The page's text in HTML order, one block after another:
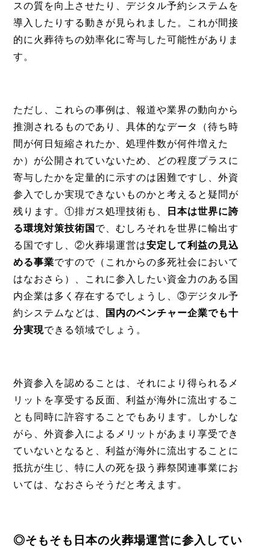
スの質を向上させたり、デジタル予約システムを
導入したりする動きが見られました。これが間接
的に火葬待ちの効率化に寄与した可能性がありま
す。
ただし、これらの事例は、報道や業界の動向から
推測されるものであり、具体的なデータ（待ち時
間が何日短縮されたか、処理件数が何件増えた
か）が公開されていないため、どの程度プラスに
寄与したかを定量的に示すのは困難ですし、外資
参入でしか実現できないものかと考えると疑問が
残ります。①排ガス処理技術も、
日本は世界に誇
る環境対策技術国 で、むしろそれを世界に輸出す
る国ですし、②火葬場運営は安定して利益の見込
める事業ですので（これからの多死社会において
はなおさら）、これに参入したい資金力のある国
内企業は多く存在するでしょうし、③デジタル予
約システムなどは、
国内のベンチャー企業でも十
分実現できる領域でしょう。
外資参入を認めることは、それにより得られるメ
リットを享受する反面、利益が海外に流出するこ
とも同時に許容することでもあります。しかしな
がら、外資参入によるメリットがあまり享受でき
ていないとなると、利益が海外に流出することに
抵抗が生じ、特に人の死を扱う葬祭関連事業にお
いては、なおさらそうだと考えます。
◎そもそも日本の火葬場運営に参入してい